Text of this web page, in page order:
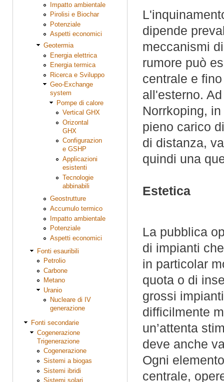
Impatto ambientale
Pirolisi e Biochar
Potenziale
Aspetti economici
Geotermia
Energia elettrica
Energia termica
Ricerca e Sviluppo
Geo-Exchange
system
Pompe di calore
Vertical GHX
Orizontal
GHX
Configurazion
e GSHP
Applicazioni
esistenti
Tecnologie
abbinabili
Geostrutture
Accumulo termico
Impatto ambientale
Potenziale
Aspetti economici
Fonti esauribili
Petrolio
Carbone
Metano
Uranio
Nucleare di IV
generazione
Fonti secondarie
Cogenerazione
Trigenerazione
Cogenerazione
Sistemi a biogas
Sistemi ibridi
Sistemi solari
dipende
meccanismi
rumore può
centrale e
all'esterno.
Norrkoping,
pieno carico
di distanza,
quindi una
Estetica
La pubblica
di impianti
in particolar
quota o di
grossi
difficilmente
un’attenta
deve anche
Ogni
centrale,